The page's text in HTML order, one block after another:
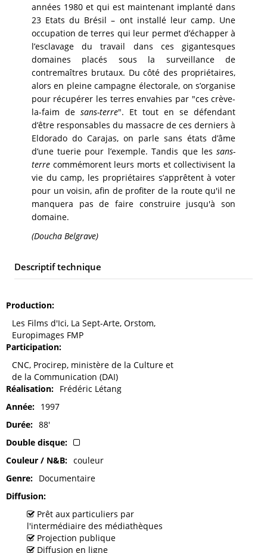
années 1980 et qui est maintenant implanté dans
23 Etats du Brésil – ont installé leur camp. Une
occupation de terres qui leur permet d’échapper à
l’esclavage du travail dans ces gigantesques
domaines placés sous la surveillance de
contremaîtres brutaux. Du côté des propriétaires,
alors en pleine campagne électorale, on s’organise
pour récupérer les terres envahies par "ces crève-
la-faim desans-terre". Et tout en se défendant
d’être responsables du massacre de ces derniers à
Eldorado do Carajas, on parle sans états d’âme
d’une tuerie pour l’exemple. Tandis que lessans-
terre commémorent leurs morts et collectivisent la
vie du camp, les propriétaires s’apprêtent à voter
pour un voisin, afin de profiter de la route qu'il ne
manquera pas de faire construire jusqu'à son
domaine.
(Doucha Belgrave)
Descriptif technique
Production
Les Films d'Ici, La Sept-Arte, Orstom,
Europimages FMP
Participation
CNC, Procirep, ministère de la Culture et
de la Communication (DAI)
Réalisation
Frédéric Létang
Année
1997
Durée
88'
Double disque
Couleur / N&B
couleur
Genre
Documentaire
Diffusion
Prêt aux particuliers par
l'intermédiaire des médiathèques
Projection publique
Diffusion en ligne